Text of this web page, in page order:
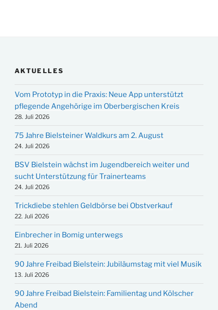
AKTUELLES
Vom Prototyp in die Praxis: Neue App unterstützt
pflegende Angehörige im Oberbergischen Kreis
28. Juli 2026
75 Jahre Bielsteiner Waldkurs am 2. August
24. Juli 2026
BSV Bielstein wächst im Jugendbereich weiter und
sucht Unterstützung für Trainerteams
24. Juli 2026
Trickdiebe stehlen Geldbörse bei Obstverkauf
22. Juli 2026
Einbrecher in Bomig unterwegs
21. Juli 2026
90 Jahre Freibad Bielstein: Jubiläumstag mit viel Musik
13. Juli 2026
90 Jahre Freibad Bielstein: Familientag und Kölscher
Abend